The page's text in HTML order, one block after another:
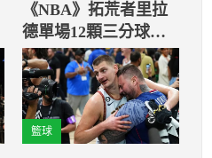
《NBA》拓荒者里拉
德單場12顆三分球破
紀錄
籃球